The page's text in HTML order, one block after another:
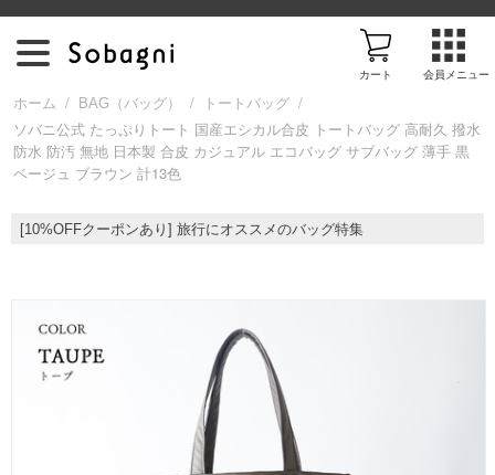
ア
カート 会員メニュー
ホーム / BAG（バッグ） / トートバッグ /
ソバニ公式 たっぷりトート 国産エシカル合皮 トートバッグ 高耐久 撥水
防水 防汚 無地 日本製 合皮 カジュアル エコバッグ サブバッグ 薄手 黒
ベージュ ブラウン 計13色
[10%OFFクーポンあり] 旅行にオススメのバッグ特集